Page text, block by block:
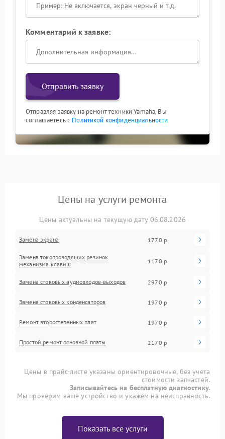
Комментарий к заявке:
Отправить заявку
Отправляя заявку на ремонт техники Yamaha, Вы
соглашаетесь с Политикой конфиденциальности
Цены на услуги ремонта
Цены актуальны на текущую дату 06.08.2026
Замена экрана 1770 р
Замена токопроводящих резинок
механизма клавиш
1170 р
Замена стоковых аудиовходов-выходов 2970 р
Замена стоковых конденсаторов 1970 р
Ремонт второстепенных плат 1970 р
Простой ремонт основной платы 2170 р
Цены в прайс-листе указаны ориентировочные, без учета
стоимости запчастей.
Записывайтесь на бесплатную диагностику.
Мы проверим ваше устройство и укажем на неисправность.
Показать все услуги